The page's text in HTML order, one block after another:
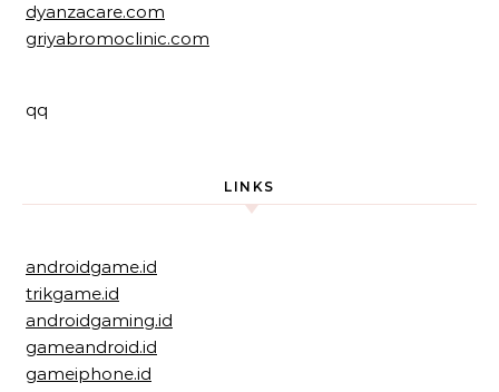
dyanzacare.com
griyabromoclinic.com
qq
LINKS
androidgame.id
trikgame.id
androidgaming.id
gameandroid.id
gameiphone.id